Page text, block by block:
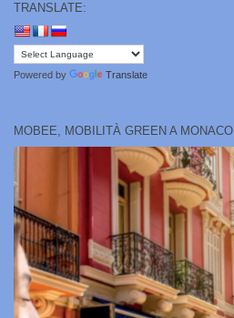
TRANSLATE:
Powered by Translate
MOBEE, MOBILITÀ GREEN A MONACO